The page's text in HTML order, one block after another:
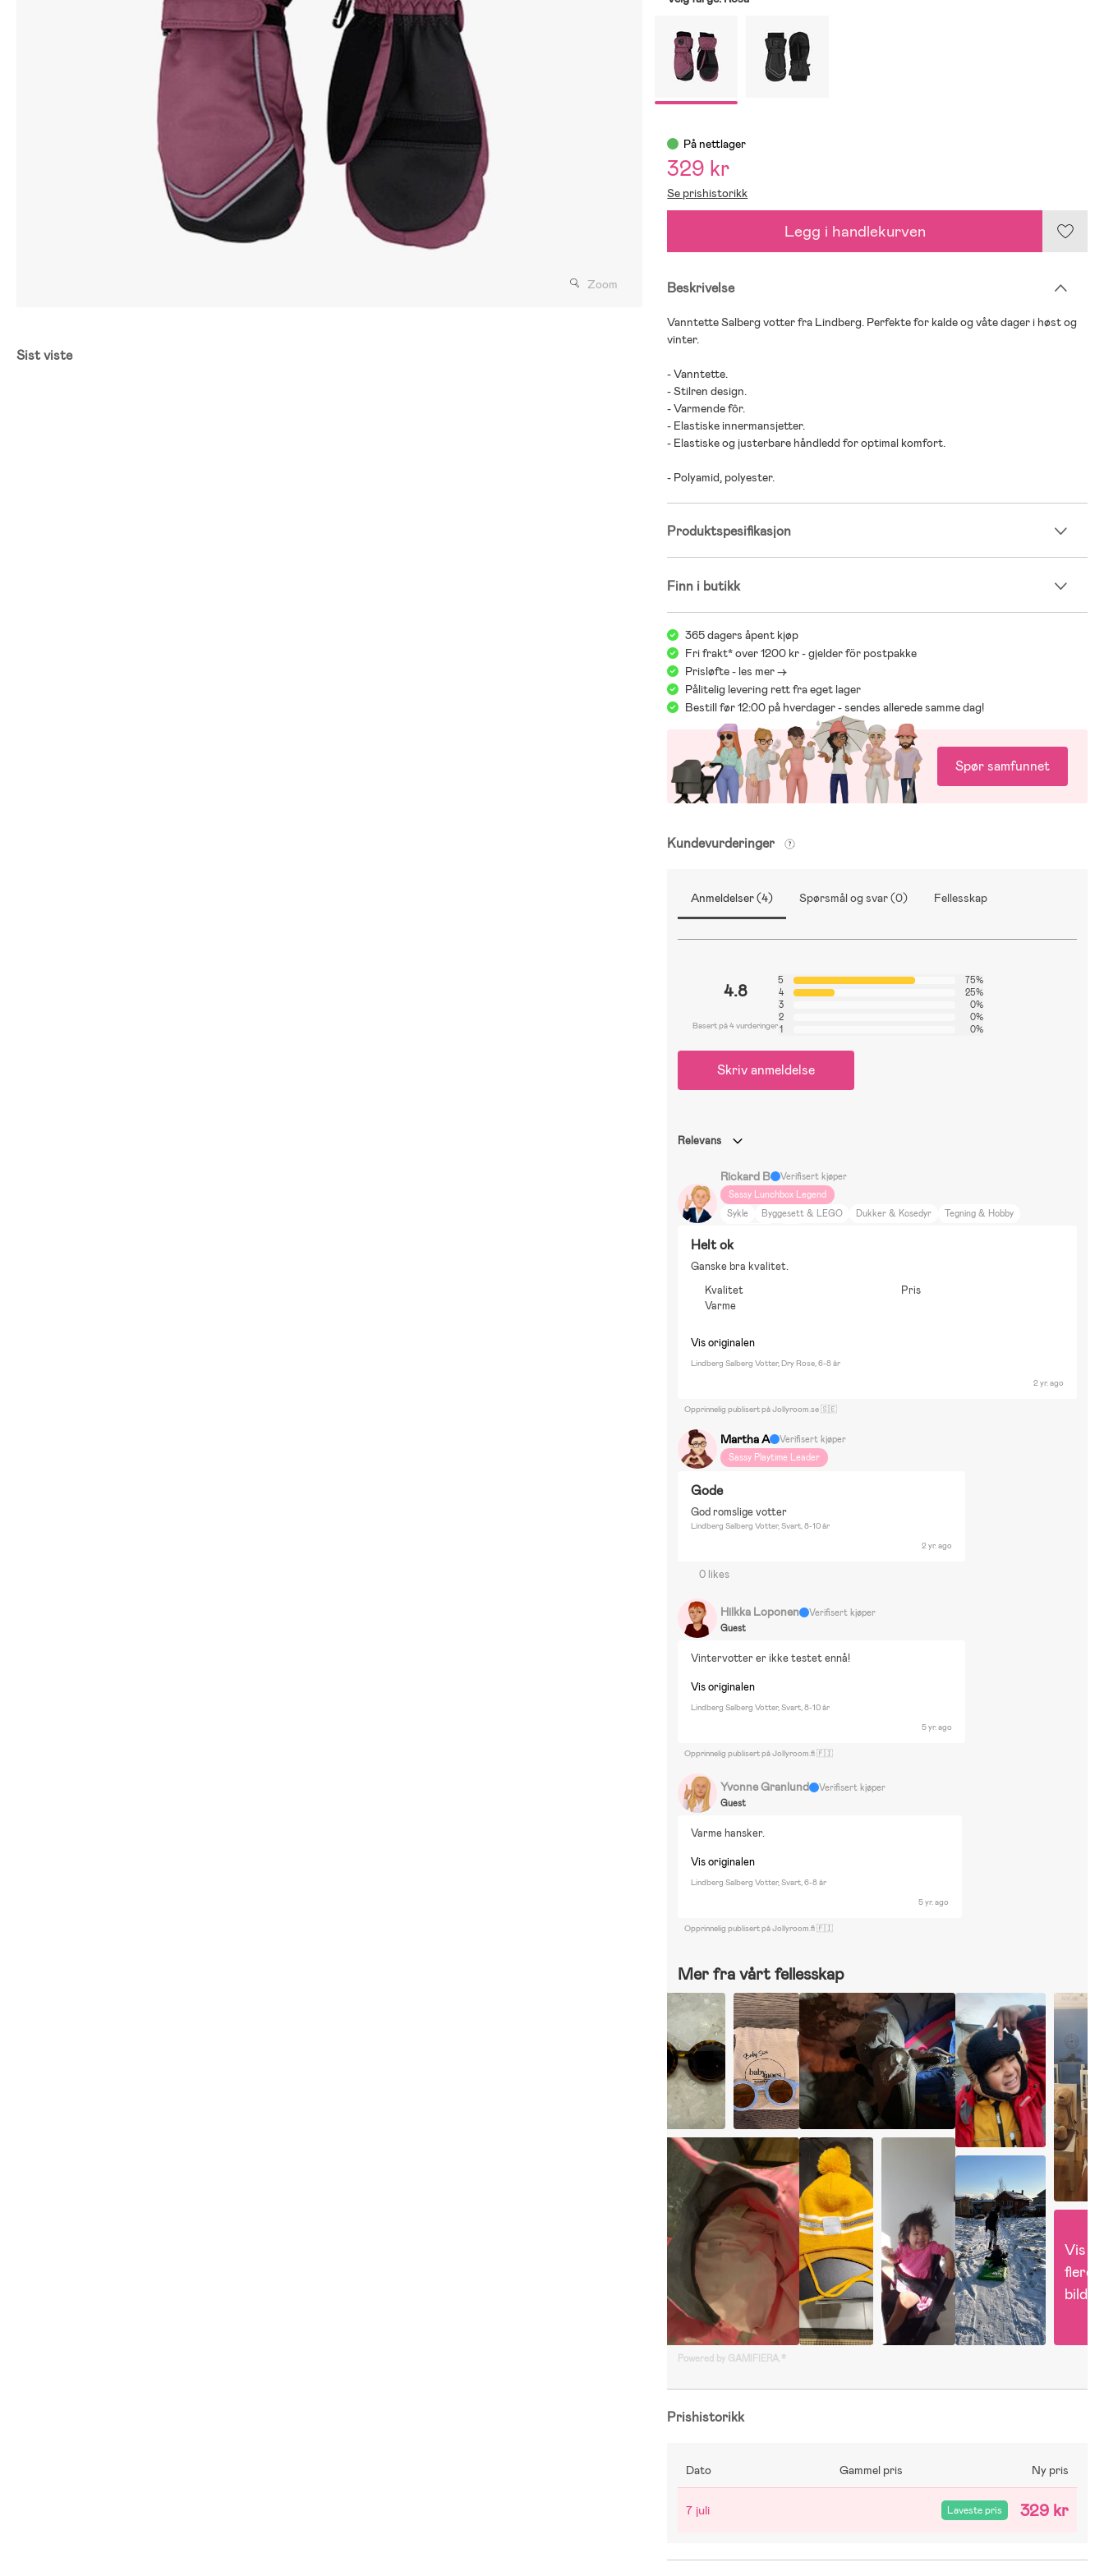
Zoom
Sist viste
På nettlager
329 kr
Se prishistorikk
Legg i handlekurven
Beskrivelse
Vanntette Salberg votter fra Lindberg. Perfekte for kalde og våte dager i høst og
vinter.
- Vanntette.
- Stilren design.
- Varmende fôr.
- Elastiske innermansjetter.
- Elastiske og justerbare håndledd for optimal komfort.
- Polyamid, polyester.
Produktspesifikasjon
Finn i butikk
365 dagers åpent kjøp
Fri frakt* over 1200 kr - gjelder för postpakke
Prisløfte - les mer ->
Pålitelig levering rett fra eget lager
Bestill før 12:00 på hverdager - sendes allerede samme dag!
Spør samfunnet
Kundevurderinger
Anmeldelser (4) Spørsmål og svar (0) Fellesskap
4.8
Basert på 4 vurderinger
5
75%
4
25%
3
0%
2
0%
1
0%
Skriv anmeldelse
Relevans
Rickard B
Verifisert kjøper
Sassy Lunchbox Legend
Sykle
Byggesett & LEGO Dukker & Kosedyr
Tegning & Hobby
Helt ok
Ganske bra kvalitet.
Kvalitet
Varme
Pris
Vis originalen
Lindberg Salberg Votter, Dry Rose, 6-8 år
2 yr. ago
Opprinnelig publisert på Jollyroom.se 🇸🇪
Martha A
Verifisert kjøper
Sassy Playtime Leader
Gode
God romslige votter
Lindberg Salberg Votter, Svart, 8-10 år
2 yr. ago
0 likes
Hilkka Loponen
Verifisert kjøper
Guest
Vintervotter er ikke testet ennå!
Vis originalen
Lindberg Salberg Votter, Svart, 8-10 år
5 yr. ago
Opprinnelig publisert på Jollyroom.fi 🇫🇮
Yvonne Granlund
Verifisert kjøper
Guest
Varme hansker.
Vis originalen
Lindberg Salberg Votter, Svart, 6-8 år
5 yr. ago
Opprinnelig publisert på Jollyroom.fi 🇫🇮
Mer fra vårt fellesskap
Vis
flere
bilder
Powered by GAMIFIERA.®
Prishistorikk
Dato Gammel pris Ny pris
7 juli Laveste pris 329 kr